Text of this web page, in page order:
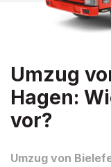
Umzug
Hagen:
vor?
Umzug von